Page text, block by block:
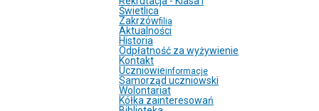
Świetlica
Zakrzówfilia
Aktualności
Historia
Odpłatność za wyżywienie
Kontakt
Uczniowieinformacje
Samorząd uczniowski
Wolontariat
Kółka zainteresowań